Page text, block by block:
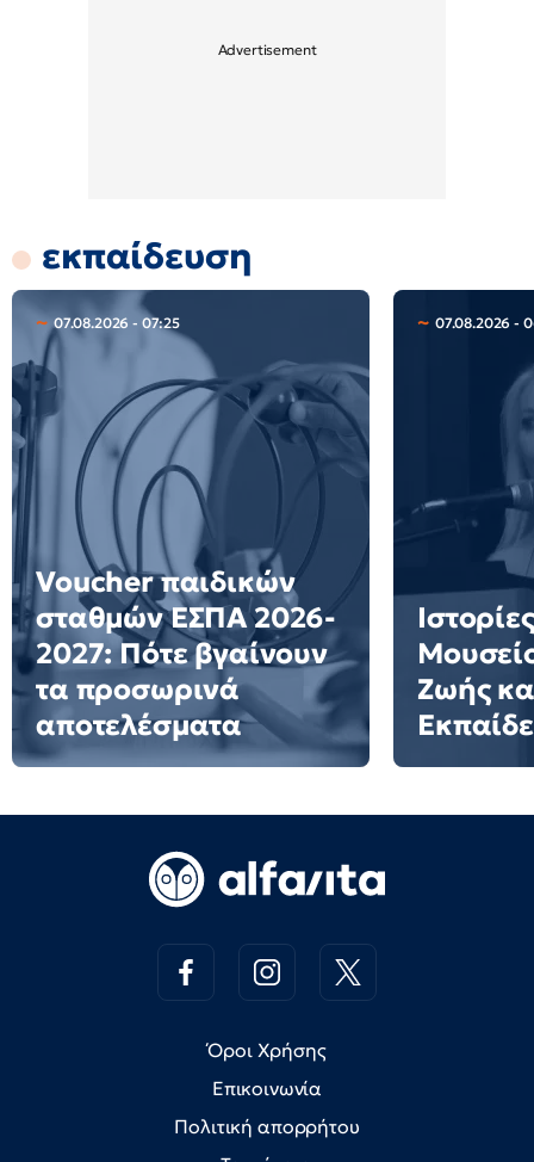
εκπαίδευση
07.08.2026 - 07:25
Voucher παιδικών
σταθμών ΕΣΠΑ 2026-
2027: Πότε βγαίνουν
τα προσωρινά
αποτελέσματα
07.08.2026 -
Ζωής
Όροι Χρήσης
Επικοινωνία
Πολιτική απορρήτου